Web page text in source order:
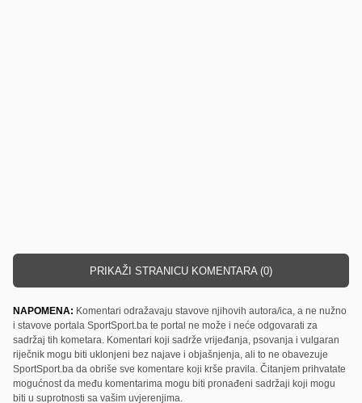
PRIKAŽI STRANICU KOMENTARA (0)
NAPOMENA: Komentari odražavaju stavove njihovih autora/ica, a ne nužno
i stavove portala SportSport.ba te portal ne može i neće odgovarati za
sadržaj tih kometara. Komentari koji sadrže vrijeđanja, psovanja i vulgaran
riječnik mogu biti uklonjeni bez najave i objašnjenja, ali to ne obavezuje
SportSport.ba da obriše sve komentare koji krše pravila. Čitanjem prihvatate
mogućnost da među komentarima mogu biti pronađeni sadržaji koji mogu
biti u suprotnosti sa vašim uvjerenjima.